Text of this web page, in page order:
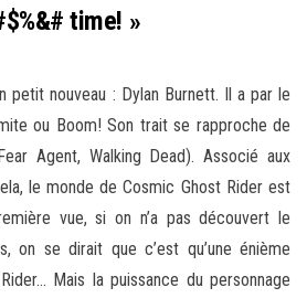
time! »
petit nouveau : Dylan Burnett. Il a par le
ou Boom! Son trait se rapproche de
Agent, Walking Dead). Associé aux
le monde de Cosmic Ghost Rider est
vue, si on n’a pas découvert le
on se dirait que c’est qu’une énième
Mais la puissance du personnage